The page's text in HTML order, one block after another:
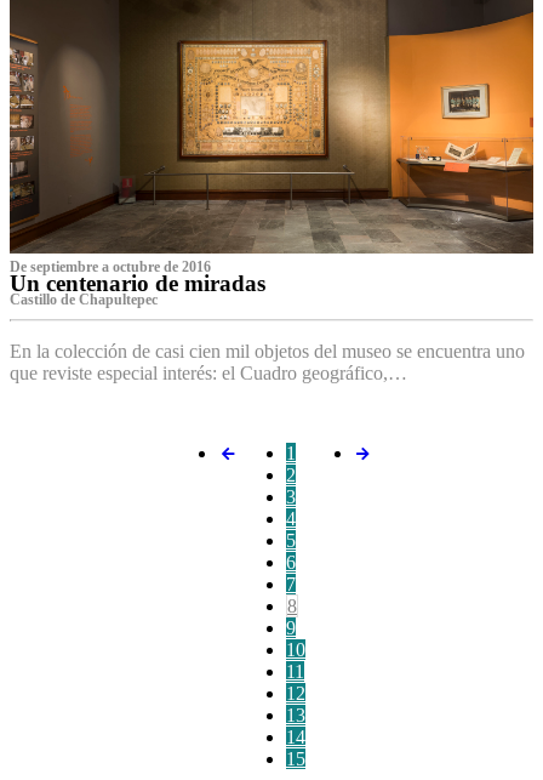
De septiembre a octubre de 2016
Un centenario de miradas
Castillo de Chapultepec
En la colección de casi cien mil objetos del museo se encuentra uno
que reviste especial interés: el Cuadro geográfico,…
1
2
3
4
5
6
7
8
9
10
11
12
13
14
15